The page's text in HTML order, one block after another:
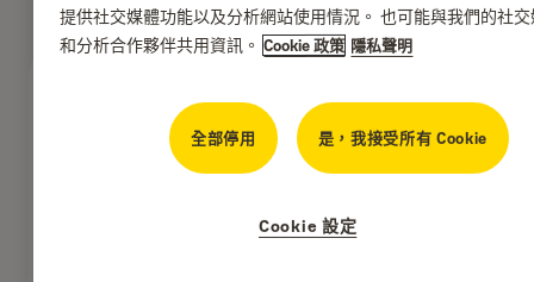
提供社交媒體功能以及分析網站使用情況。 也可能與我們的社
和分析合作夥伴共用資訊。Cookie 政策 隱私聲明
全部停用 是，我接受所有 Cookie
Cookie 設定